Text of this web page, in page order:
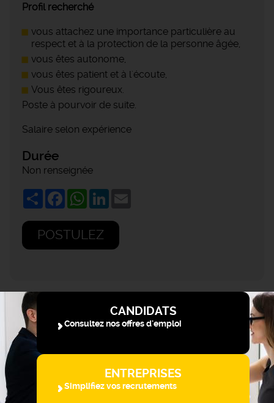
Profil recherché
vous attachez une importance particulière au
respect et à la protection de la personne âgée,
vous êtes autonome,
vous êtes patient et à l'écoute,
Vous êtes rigoureux.
Poste à pourvoir de suite.
Salaire selon expérience
Durée
Non renseignée
ShareFacebookWhatsApp
LinkedIn
POSTULEZ
CANDIDATS
Consultez nos offres d'emploi
ENTREPRISES
Simplifiez vos recrutements